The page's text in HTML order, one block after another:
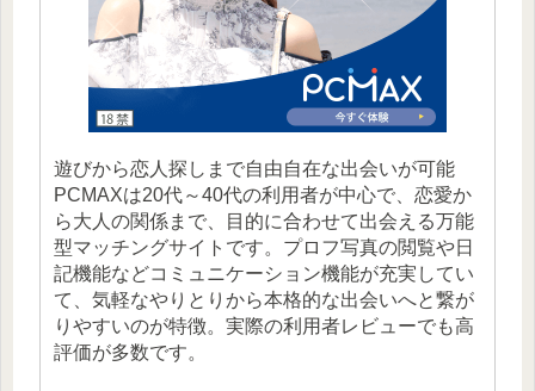
遊びから恋人探しまで自由自在な出会いが可能
PCMAXは20代～40代の利用者が中心で、恋愛か
ら大人の関係まで、目的に合わせて出会える万能
型マッチングサイトです。プロフ写真の閲覧や日
記機能などコミュニケーション機能が充実してい
て、気軽なやりとりから本格的な出会いへと繋が
りやすいのが特徴。実際の利用者レビューでも高
評価が多数です。